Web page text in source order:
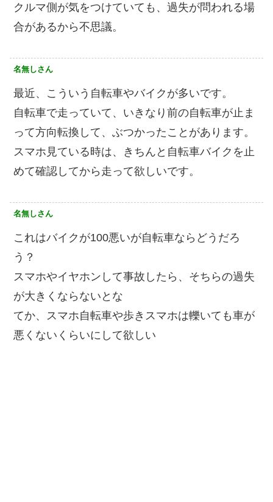
クルマ側が気をつけていても、過失が問われる場
合があるから不思議。
名無しさん
最近、こういう自転車やバイクが多いです。
自転車で走っていて、いきなり前の自転車が止ま
って方向転換して、ぶつかったことがあります。
スマホ見ている時は、きちんと自転車バイクを止
めて確認してから走って欲しいです。
名無しさん
これはバイクが100悪いが自転車ならどうだろ
う？
スマホやイヤホンして事故したら、そちらの過失
が大きくならないとな
てか、スマホ自転車や歩きスマホは轢いても車が
悪くないくらいにして欲しい